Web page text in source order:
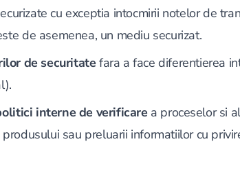
cu exceptia intocmirii notelor de
de asemenea, un mediu securizat.
de securitatefara a face diferentierea
interne de verificarea proceselor si
sau preluarii informatiilor cu